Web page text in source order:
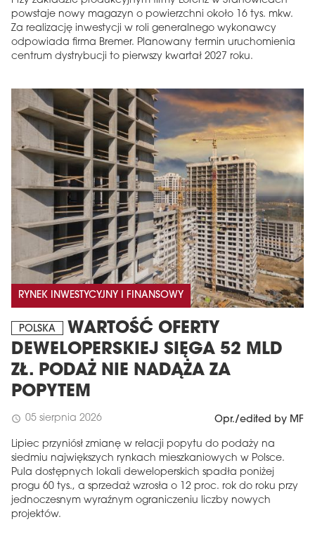
powstaje nowy magazyn o powierzchni około 16 tys. mkw.
Za realizację inwestycji w roli generalnego wykonawcy
odpowiada firma Bremer. Planowany termin uruchomienia
centrum dystrybucji to pierwszy kwartał 2027 roku.
RYNEK INWESTYCYJNY I FINANSOWY
POLSKA
WARTOŚĆ OFERTY
DEWELOPERSKIEJ SIĘGA 52 MLD
ZŁ. PODAŻ NIE NADĄŻA ZA
POPYTEM
schedule 05 sierpnia 2026 Opr./edited by MF
Lipiec przyniósł zmianę w relacji popytu do podaży na
siedmiu największych rynkach mieszkaniowych w Polsce.
Pula dostępnych lokali deweloperskich spadła poniżej
progu 60 tys., a sprzedaż wzrosła o 12 proc. rok do roku przy
jednoczesnym wyraźnym ograniczeniu liczby nowych
projektów.
MAGAZYN
Wydanie 6 (308)
CZERWIEC 2026
Więcej w tym wydaniu
arrow_forward
Zamów teraz!